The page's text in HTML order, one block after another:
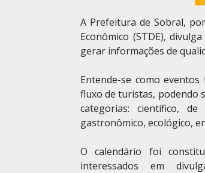
A Prefeitura de Sobral,
Econômico (STDE),
gerar informações de
Entende-se como
fluxo de turistas, podendo
categorias: científico,
gastronômico, ecológico,
O calendário foi
interessados em